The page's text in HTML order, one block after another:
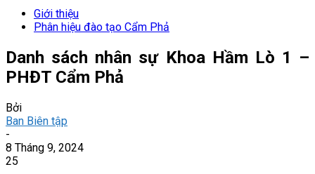
Giới thiệu
Phân hiệu đào tạo Cẩm Phả
Danh sách nhân sự Khoa Hầm Lò 1 –
PHĐT Cẩm Phả
Bởi
Ban Biên tập
-
8 Tháng 9, 2024
25